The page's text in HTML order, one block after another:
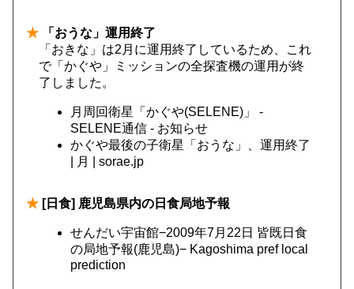
★ 「おうな」運用終了
「おきな」は2月に運用終了しているため、これ
で「かぐや」ミッションの全探査機の運用が終
了しました。
月周回衛星「かぐや(SELENE)」 -
SELENE通信 - お知らせ
かぐや最後の子衛星「おうな」、運用終了
| 月 | sorae.jp
★ [日食] 鹿児島県内の日食局地予報
せんだい宇宙館−2009年7月22日 皆既日食
の局地予報(鹿児島)− Kagoshima pref local
prediction